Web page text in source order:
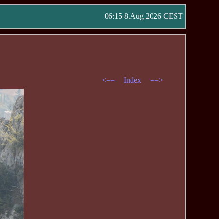
06:15 8.Aug 2026 CEST
<== Index ==>